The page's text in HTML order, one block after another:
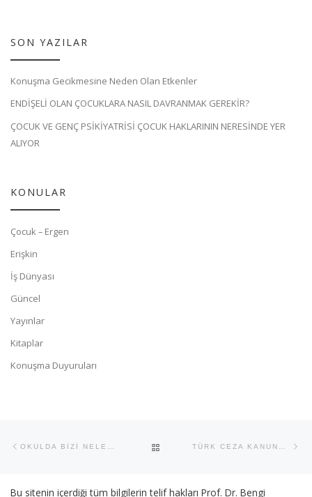
SON YAZILAR
Konuşma Gecikmesine Neden Olan Etkenler
ENDİŞELİ OLAN ÇOCUKLARA NASIL DAVRANMAK GEREKİR?
ÇOCUK VE GENÇ PSİKİYATRİSİ ÇOCUK HAKLARININ NERESİNDE YER
ALIYOR
KONULAR
Çocuk – Ergen
Erişkin
İş Dünyası
Güncel
Yayınlar
Kitaplar
Konuşma Duyuruları
Yazı dolaşımı
Previous post BACK TO POST LIST
Bu sitenin içerdiği tüm bilgilerin telif hakları Prof. Dr. Bengi